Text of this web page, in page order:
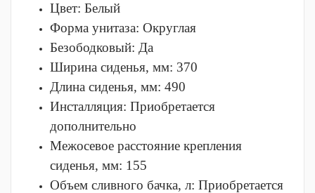
Цвет: Белый
Форма унитаза: Округлая
Безободковый: Да
Ширина сиденья, мм: 370
Длина сиденья, мм: 490
Инсталляция: Приобретается
дополнительно
Межосевое расстояние крепления
сиденья, мм: 155
Объем сливного бачка, л: Приобретается